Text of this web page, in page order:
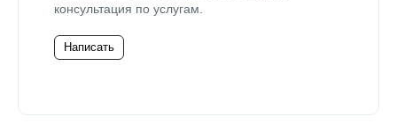
консультация по услугам.
Написать